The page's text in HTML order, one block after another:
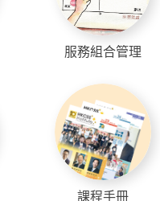
服務組合管理
課程手冊